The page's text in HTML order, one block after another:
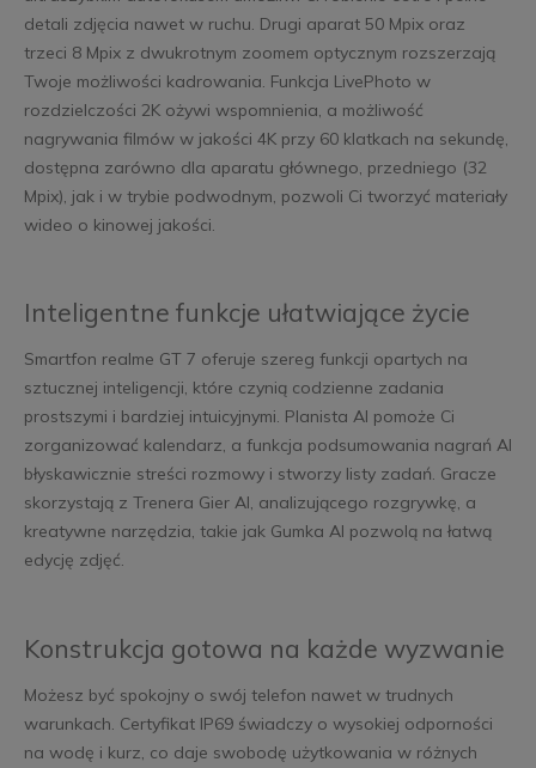
detali zdjęcia nawet w ruchu. Drugi aparat 50 Mpix oraz
trzeci 8 Mpix z dwukrotnym zoomem optycznym rozszerzają
Twoje możliwości kadrowania. Funkcja LivePhoto w
rozdzielczości 2K ożywi wspomnienia, a możliwość
nagrywania filmów w jakości 4K przy 60 klatkach na sekundę,
dostępna zarówno dla aparatu głównego, przedniego (32
Mpix), jak i w trybie podwodnym, pozwoli Ci tworzyć materiały
wideo o kinowej jakości.
Inteligentne funkcje ułatwiające życie
Smartfon realme GT 7 oferuje szereg funkcji opartych na
sztucznej inteligencji, które czynią codzienne zadania
prostszymi i bardziej intuicyjnymi. Planista AI pomoże Ci
zorganizować kalendarz, a funkcja podsumowania nagrań AI
błyskawicznie streści rozmowy i stworzy listy zadań. Gracze
skorzystają z Trenera Gier AI, analizującego rozgrywkę, a
kreatywne narzędzia, takie jak Gumka AI pozwolą na łatwą
edycję zdjęć.
Konstrukcja gotowa na każde wyzwanie
Możesz być spokojny o swój telefon nawet w trudnych
warunkach. Certyfikat IP69 świadczy o wysokiej odporności
na wodę i kurz, co daje swobodę użytkowania w różnych